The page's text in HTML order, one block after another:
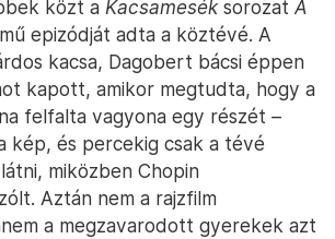
közt a Kacsameséksorozat A
epizódját adta a köztévé. A
kacsa, Dagobert bácsi éppen
kapott, amikor megtudta, hogy a
felfalta vagyona egy részét –
kép, és percekig csak a tévé
miközben Chopin
Aztán nem a rajzfilm
a megzavarodott gyerekek azt